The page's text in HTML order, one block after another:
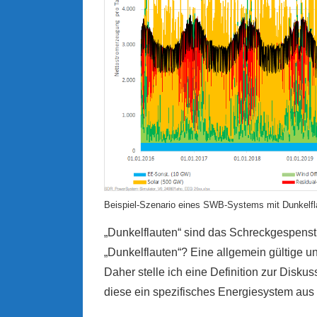
Beispiel-Szenario eines SWB-Systems mit
„Dunkelflauten“ sind das
„Dunkelflauten“? Eine allgemein gültige
Daher stelle ich eine Definition zur
diese ein spezifisches Energiesystem